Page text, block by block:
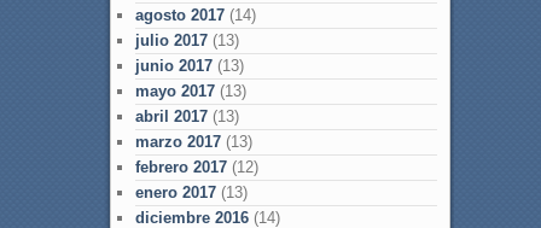
agosto 2017(14)
julio 2017(13)
junio 2017(13)
mayo 2017(13)
abril 2017(13)
marzo 2017(13)
febrero 2017(12)
enero 2017(13)
diciembre 2016(14)